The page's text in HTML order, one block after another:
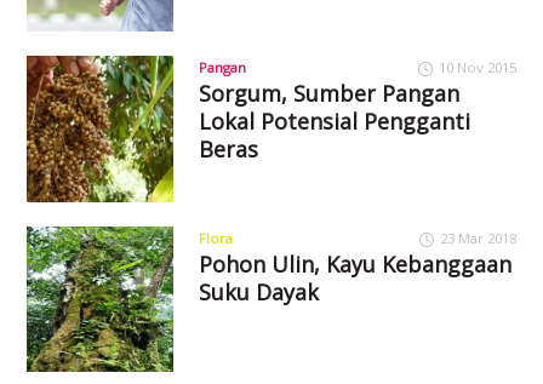
Pangan 10 Nov 2015
Sorgum, Sumber Pangan
Lokal Potensial Pengganti
Beras
Flora 23 Mar 2018
Pohon Ulin, Kayu Kebanggaan
Suku Dayak